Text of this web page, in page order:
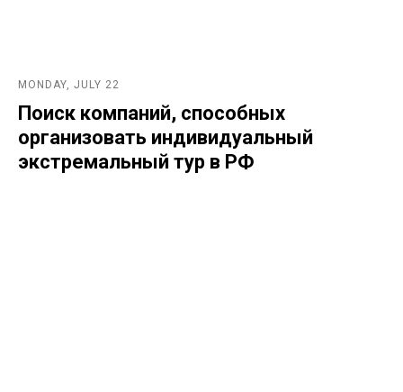
MONDAY, JULY 22
Поиск компаний, способных
организовать индивидуальный
экстремальный тур в РФ